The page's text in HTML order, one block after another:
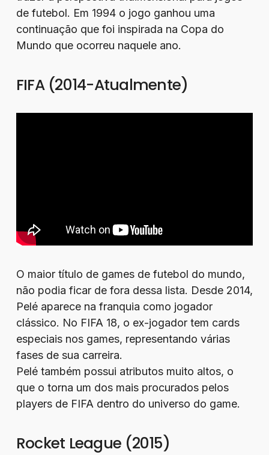
de futebol. Em 1994 o jogo ganhou uma
continuação que foi inspirada na Copa do
Mundo que ocorreu naquele ano.
FIFA (2014-Atualmente)
O maior título de games de futebol do mundo,
não podia ficar de fora dessa lista. Desde 2014,
Pelé aparece na franquia como jogador
clássico. No FIFA 18, o ex-jogador tem cards
especiais nos games, representando várias
fases de sua carreira.
Pelé também possui atributos muito altos, o
que o torna um dos mais procurados pelos
players de FIFA dentro do universo do game.
Rocket League (2015)